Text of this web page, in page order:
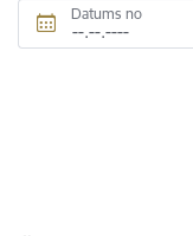
Datums no